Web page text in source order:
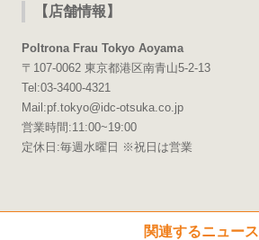
【店舗情報】
Poltrona Frau Tokyo Aoyama
〒107-0062 東京都港区南青山5-2-13
Tel:03-3400-4321
Mail:pf.tokyo@idc-otsuka.co.jp
営業時間:11:00~19:00
定休日:毎週水曜日 ※祝日は営業
関連するニュース